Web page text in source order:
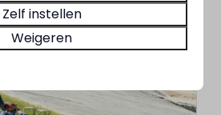
Zelf instellen
Weigeren